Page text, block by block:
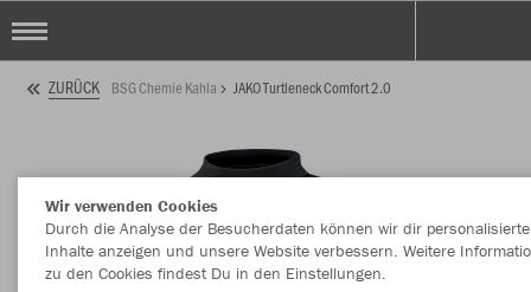
ZURÜCK BSG Chemie Kahla JAKO Turtleneck Comfort 2.0
Wir verwenden Cookies
Durch die Analyse der Besucherdaten können wir dir personalisierte
Inhalte anzeigen und unsere Website verbessern. Weitere
zu den Cookies findest Du in den Einstellungen.